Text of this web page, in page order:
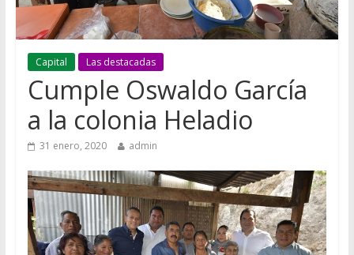
Capital Las destacadas
Cumple Oswaldo García
a la colonia Heladio
31 enero, 2020 admin